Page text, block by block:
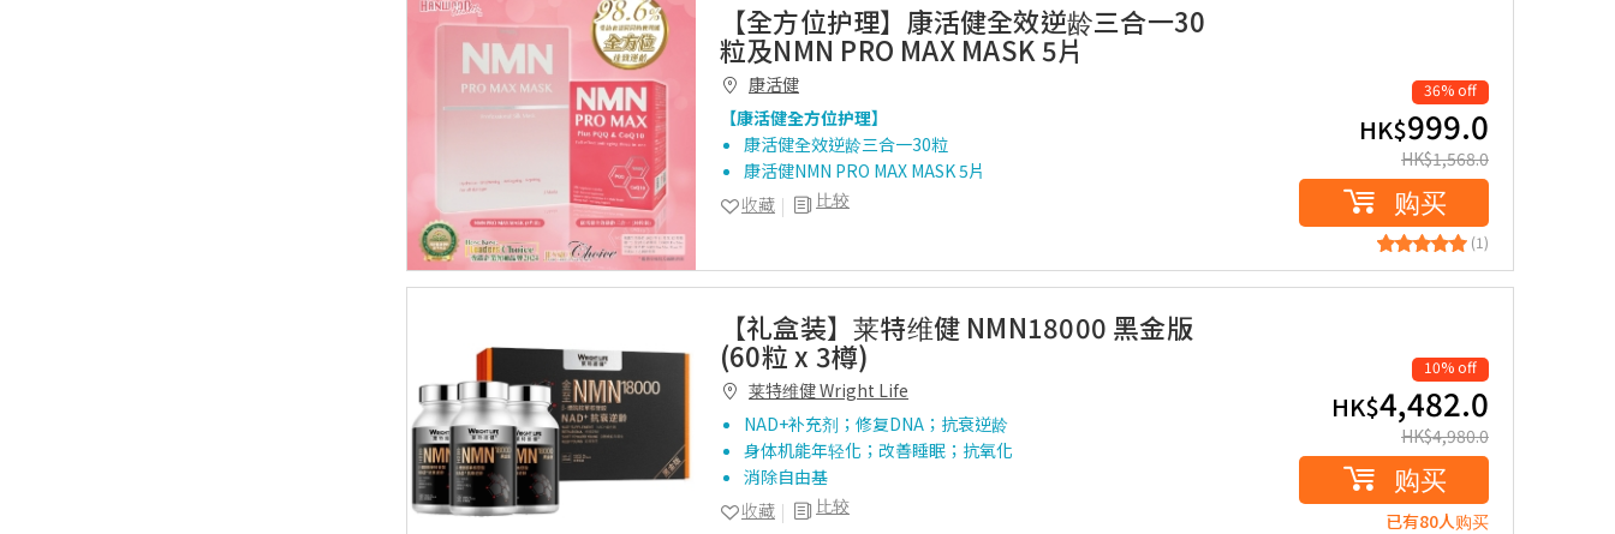
【全方位护理】康活健全效逆龄三合一30
粒及NMN PRO MAX MASK 5片
康活健
【康活健全方位护理】
康活健全效逆龄三合一30粒
康活健NMN PRO MAX MASK 5片
比较
收藏
36% off
HK$999.0
HK$1,568.0
购买
(1)
【礼盒装】莱特维健 NMN18000 黑金版
(60粒 x 3樽)
莱特维健 Wright Life
NAD+补充剂；修复DNA；抗衰逆龄
身体机能年轻化；改善睡眠；抗氧化
消除自由基
比较
收藏
10% off
HK$4,482.0
HK$4,980.0
购买
已有80人购买